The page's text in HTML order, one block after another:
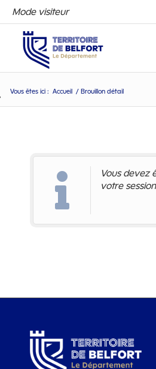
Mode visiteur
Vous êtes ici : Accueil / Brouillon détail
Vous devez
votre